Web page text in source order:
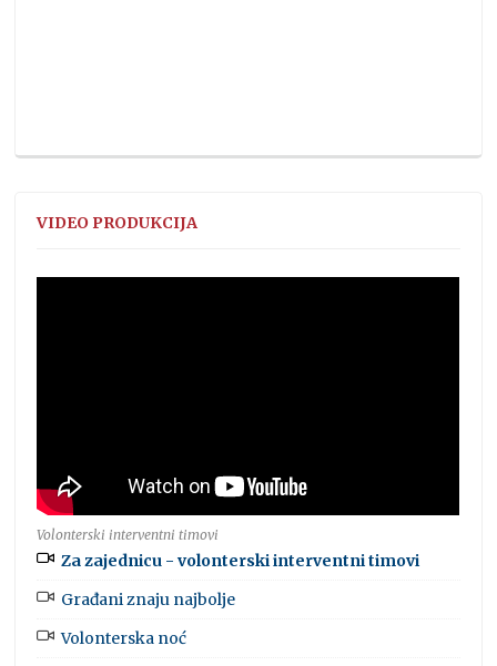
VIDEO PRODUKCIJA
Volonterski interventni timovi
Za zajednicu - volonterski interventni timovi
Građani znaju najbolje
Volonterska noć